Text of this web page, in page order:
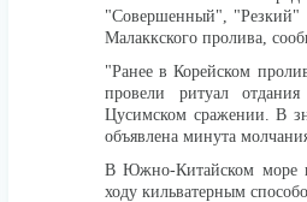
"Совершенный", "Резкий"
Малаккского пролива,
"Ранее в Корейском
провели ритуал
Цусимском сражении. В
объявлена минута
В Южно-Китайском море
ходу кильватерным